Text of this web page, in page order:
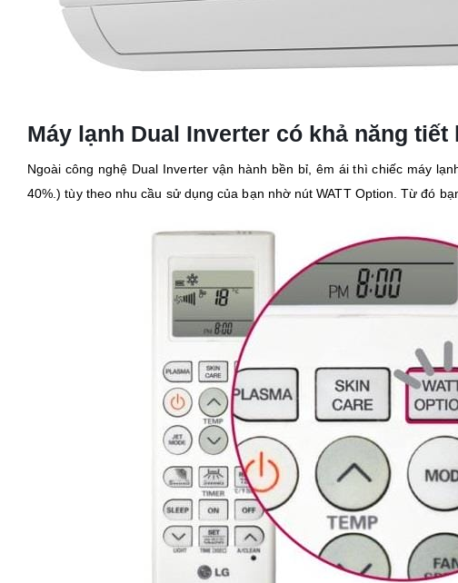
Máy lạnh Dual Inverter có khả năng
Ngoài công nghệ Dual Inverter vận hành bền bỉ, êm ái thì chiếc máy
40%.) tùy theo nhu cầu sử dụng của bạn nhờ nút WATT Option. Từ đó